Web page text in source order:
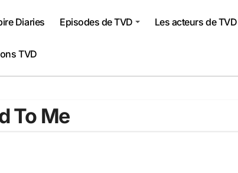
Diaries Episodes de TVD Les acteurs de TVD
TVD
To Me